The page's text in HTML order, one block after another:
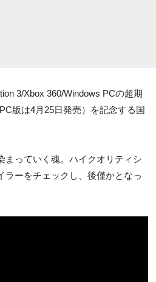
3/Xbox 360/Windows PCの超期
版は4月25日発売）を記念する国
まっていく魂。ハイクオリティシ
ーをチェックし、後僅かとなっ